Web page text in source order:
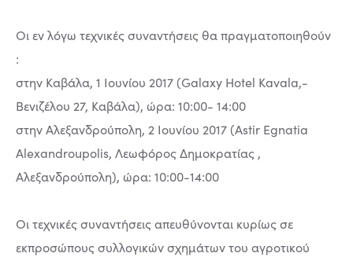
Οι εν λόγω τεχνικές συναντήσεις θα πραγματοποιηθούν
:
στην Καβάλα, 1 Ιουνίου 2017 (Galaxy Hotel Kavala,-
Βενιζέλου 27, Καβάλα), ώρα: 10:00- 14:00
στην Αλεξανδρούπολη, 2 Ιουνίου 2017 (Astir Egnatia
Alexandroupolis, Λεωφόρος Δημοκρατίας ,
Αλεξανδρούπολη), ώρα: 10:00-14:00
Οι τεχνικές συναντήσεις απευθύνονται κυρίως σε
εκπροσώπους συλλογικών σχημάτων του αγροτικού